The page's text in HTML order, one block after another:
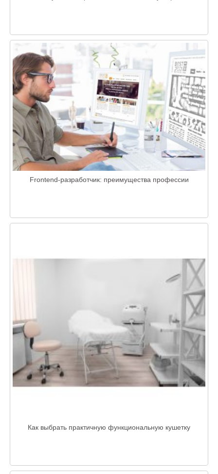
Frontend-разработчик: преимущества профессии
Как выбрать практичную функциональную кушетку